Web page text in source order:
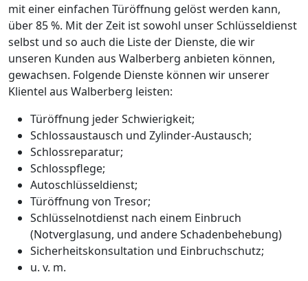
mit einer einfachen Türöffnung gelöst werden kann,
über 85 %. Mit der Zeit ist sowohl unser Schlüsseldienst
selbst und so auch die Liste der Dienste, die wir
unseren Kunden aus Walberberg anbieten können,
gewachsen. Folgende Dienste können wir unserer
Klientel aus Walberberg leisten:
Türöffnung jeder Schwierigkeit;
Schlossaustausch und Zylinder-Austausch;
Schlossreparatur;
Schlosspflege;
Autoschlüsseldienst;
Türöffnung von Tresor;
Schlüsselnotdienst nach einem Einbruch
(Notverglasung, und andere Schadenbehebung)
Sicherheitskonsultation und Einbruchschutz;
u. v. m.